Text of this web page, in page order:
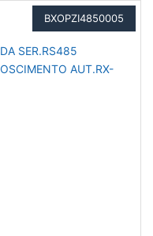
BXOPZI4850005